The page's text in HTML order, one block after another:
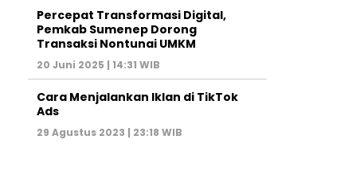
Percepat Transformasi Digital,
Pemkab Sumenep Dorong
Transaksi Nontunai UMKM
20 Juni 2025 | 14:31 WIB
Cara Menjalankan Iklan di TikTok
Ads
29 Agustus 2023 | 23:18 WIB